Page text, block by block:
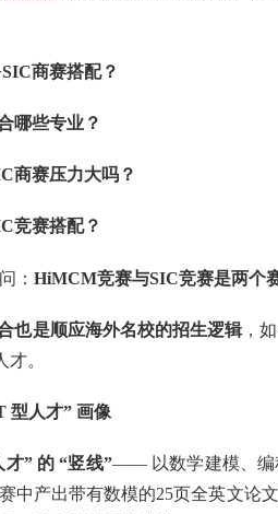
商赛搭配？
哪些专业？
商赛压力大吗？
竞赛搭配？
： HiMCM竞赛与SIC竞赛是两个
也是顺应海外名校的招生逻辑，
。
型人才” 画像
” 的 “竖线”—— 以数学建模、编
中产出带有数模的25页全英文论